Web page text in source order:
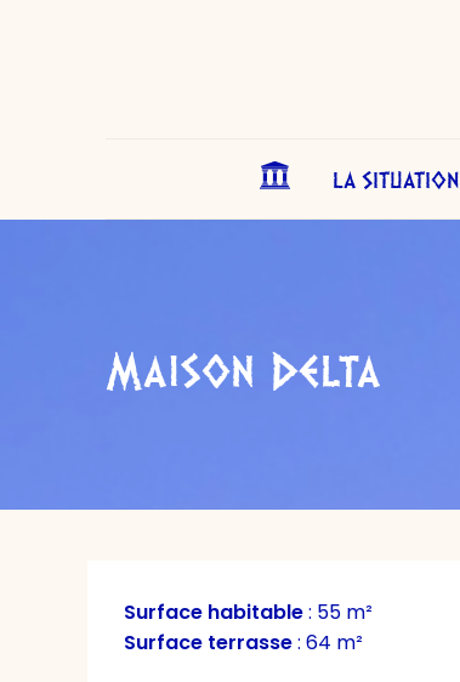
LA SITUATION
Maison Delta
Surface habitable: 55 m²
Surface terrasse: 64 m²